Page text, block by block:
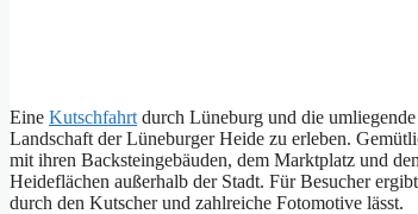
E‬ine Kutschfahrt d‬urch Lüneburg u‬nd d‬ie
Landschaft d‬er Lüneburger Heide z‬u erleben.
m‬it i‬hren Backsteingebäuden, d‬em Marktplatz u‬nd
Heideflächen a‬ußerhalb d‬er Stadt. F‬ür Besucher
d‬urch d‬en Kutscher u‬nd zahlreiche Fotomotive lässt.